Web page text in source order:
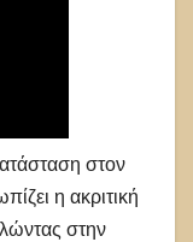
στον
η ακριτική
στην